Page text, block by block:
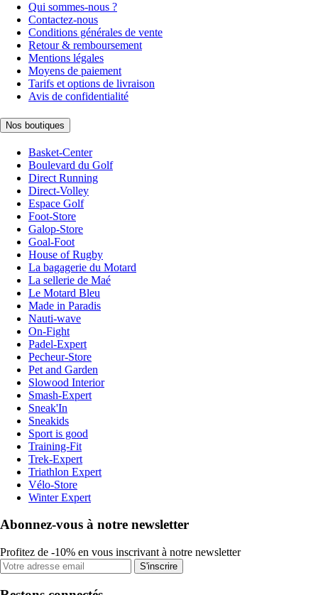
Qui sommes-nous ?
Contactez-nous
Conditions générales de vente
Retour & remboursement
Mentions légales
Moyens de paiement
Tarifs et options de livraison
Avis de confidentialité
Nos boutiques
Basket-Center
Boulevard du Golf
Direct Running
Direct-Volley
Espace Golf
Foot-Store
Galop-Store
Goal-Foot
House of Rugby
La bagagerie du Motard
La sellerie de Maé
Le Motard Bleu
Made in Paradis
Nauti-wave
On-Fight
Padel-Expert
Pecheur-Store
Pet and Garden
Slowood Interior
Smash-Expert
Sneak'In
Sneakids
Sport is good
Training-Fit
Trek-Expert
Triathlon Expert
Vélo-Store
Winter Expert
Abonnez-vous à notre newsletter
Profitez de -10% en vous inscrivant à notre newsletter
S'inscrire